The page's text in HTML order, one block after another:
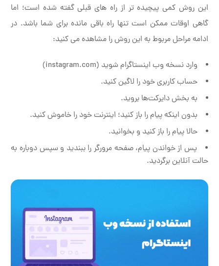
این روش کمی پیچیده تر از راه های قبلی گفته شده است؛ اما
گاهی اوقات ممکن است تنها راه باقی مانده برای شما باشد. در
ادامه مراحل مربوط به این روش را مشاهده می کنید:
وارد نسخه وب اینستاگرام شوید (instagram.com)
حساب کاربری خود را لاگین کنید.
به بخش دایرکت‌ها بروید.
بدون اینکه پیام را باز کنید؛ اینترنت خود را خاموش کنید.
حالا پیام را باز کنید و بخوانید.
پس از خواندن پیام، صفحه مرورگر را ببندید و سپس دوباره به
حالت آنلاین برگردید.